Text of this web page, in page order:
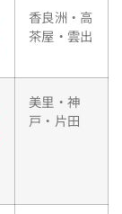
香良洲・高
茶屋・雲出
美里・神
戸・片田